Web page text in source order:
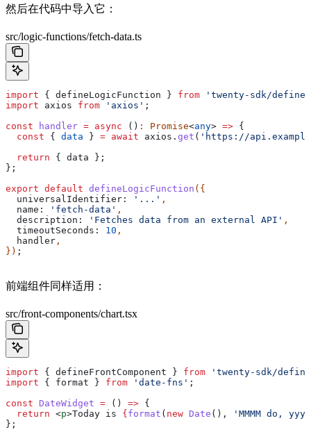
然后在代码中导入它：
src/logic-functions/fetch-data.ts
import { defineLogicFunction } from 'twenty-sdk/define'
import axios from 'axios' ;
const handler = async () : Promise<any> => {
  const
{ data } = await axios . get ( 'https://
  return
{ data };
};
export default defineLogicFunction ({
  universalIdentifier:
'...' ,
  name:
'fetch-data' ,
  description:
'Fetches data from an external API' ,
  timeoutSeconds:
10 ,
  handler
,
}) ;
前端组件同样适用：
src/front-components/chart.tsx
import { defineFrontComponent } from 'twenty-sdk/
import { format } from 'date-fns' ;
const DateWidget = () => {
  return
<p>Today is { format ( new Date (),
'MMMM do,
};